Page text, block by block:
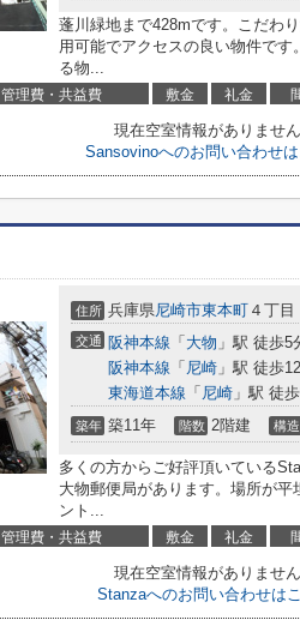
蓬川緑地まで428mです。こだわ
用可能でアクセスの良い物件で
る物...
管理費・共益費 敷金 礼金
現在空室情報がありません
Sansovinoへのお問い合わせ
住所 兵庫県尼崎市東本町 ４丁目
交通 阪神本線 「 大物 」駅 徒歩5
阪神本線 「 尼崎 」駅 徒歩
東海道本線 「 尼崎 」駅 徒
築年 築11年 階数 2階建 構造
多くの方からご好評頂いている
大物郵便局があります。場所が
ント...
管理費・共益費 敷金 礼金
現在空室情報がありません
Stanzaへのお問い合わせは